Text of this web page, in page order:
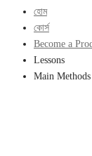
হোম
কোর্স
Become a
Lessons
Main Methods